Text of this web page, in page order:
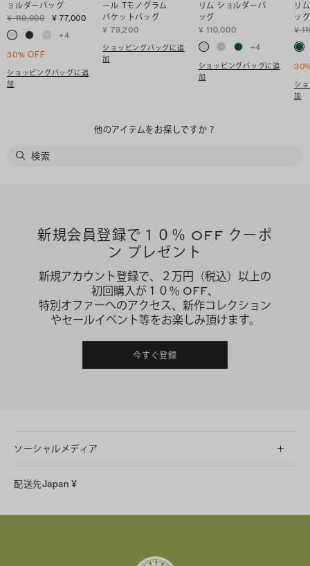
ョルダーバッグ
¥ 110,000
¥ 77,000
+4
30% OFF
ショッピングバッグに追
加
ール Tモノグラム
バケットバッグ
¥ 79,200
ショッピングバッグに追
加
リム ショルダーバ
ッグ
¥ 110,000
+4
ショッピングバッグに追
加
リ
ッグ
¥
シ
加
他のアイテムをお探しですか？
新規会員登録で１０％ OFF クーポ
ン プレゼント
新規アカウント登録で、２万円（税込）以上の
初回購入が１０％ OFF、
特別オファーへのアクセス、新作コレクション
やセールイベント等をお楽しみ頂けます。
今すぐ登録
ソーシャルメディア
Facebook
配送先Japan ¥